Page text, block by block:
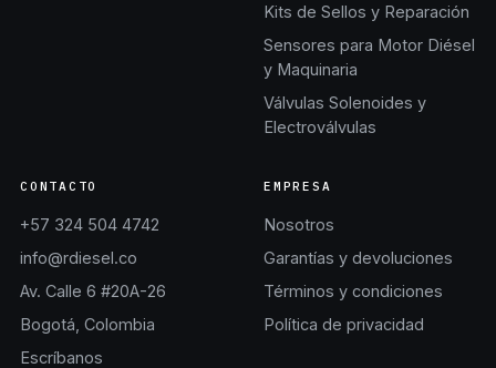
Kits de Sellos y Reparación
Sensores para Motor Diésel
y Maquinaria
Válvulas Solenoides y
Electroválvulas
CONTACTO
+57 324 504 4742
info@rdiesel.co
Av. Calle 6 #20A-26
Bogotá, Colombia
Escríbanos
EMPRESA
Nosotros
Garantías y devoluciones
Términos y condiciones
Política de privacidad